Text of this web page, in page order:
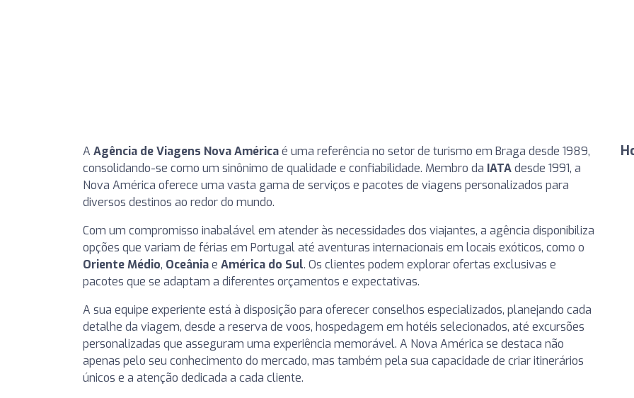
A Agência de Viagens Nova Américaé uma referência no setor de turismo em Braga desde 1989,
consolidando-se como um sinônimo de qualidade e confiabilidade. Membro da IATAdesde 1991, a
Nova América oferece uma vasta gama de serviços e pacotes de viagens personalizados para
diversos destinos ao redor do mundo.
Com um compromisso inabalável em atender às necessidades dos viajantes, a agência disponibiliza
opções que variam de férias em Portugal até aventuras internacionais em locais exóticos, como o
Oriente Médio, Oceâniae América do Sul. Os clientes podem explorar ofertas exclusivas e
pacotes que se adaptam a diferentes orçamentos e expectativas.
A sua equipe experiente está à disposição para oferecer conselhos especializados, planejando cada
detalhe da viagem, desde a reserva de voos, hospedagem em hotéis selecionados, até excursões
personalizadas que asseguram uma experiência memorável. A Nova América se destaca não
apenas pelo seu conhecimento do mercado, mas também pela sua capacidade de criar itinerários
únicos e a atenção dedicada a cada cliente.